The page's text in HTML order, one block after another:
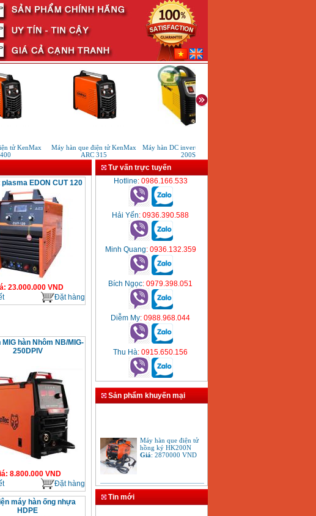
tử KenMax
Máy hàn que điện tử KenMax
ARC 315
Máy hàn DC inverter Hutong tig
200S
plasma EDON CUT 120
: 23.000.000VND
Đặt hàng
MIG hàn Nhôm NB/MIG-
250DPIV
: 8.800.000 VND
Đặt hàng
máy hàn ống nhựa
HDPE
Tư vấn trực tuyến
Hotline: 0986.166.533
Hải Yến: 0936.390.588
Minh Quang: 0936.132.359
Bích Ngọc: 0979.398.051
Diễm My: 0988.968.044
Thu Hà: 0915.650.156
Sản phẩm khuyến mại
hồng ký HK200N
Giá:2870000VND
Tay cắt mỏ cắt đèn cắt
Tin mới